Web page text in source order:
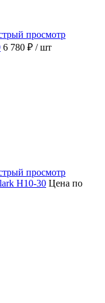
просмотр
6 780 ₽ / шт
просмотр
H10-30 Цена по